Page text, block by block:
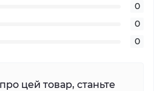
0
0
0
цей товар, станьте